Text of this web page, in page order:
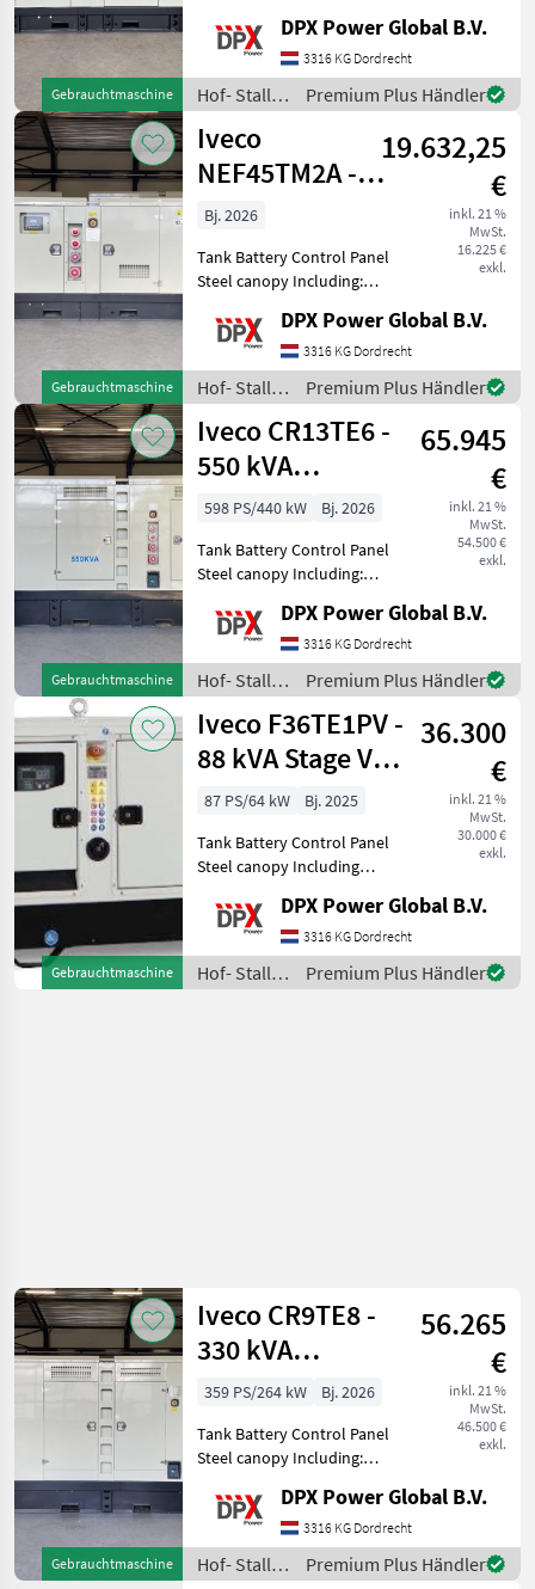
Gebrauchtmaschine
charger Including: sockets
125A - 63A - 32A - 16A Hof-
Stall- und Weidetechnik
Stromgen
DPX Power Global B.V.
3316 KG Dordrecht
Hof- Stall-
und
Weidetechnik
/ Iveco
Premium Plus Händler
Gebrauchtmaschine
Iveco
NEF45TM2A -
110 kVA
Generator - DPX-
19791
19.632,25
€
inkl. 21 %
MwSt.
16.225 €
exkl.
Bj. 2026
Tank Battery Control Panel
Steel canopy Including:
charger Including: sockets
125A - 63A - 32A - 16A Hof-
Stall- und Weidetechnik
Stromgen
DPX Power Global B.V.
3316 KG Dordrecht
Hof- Stall-
und
Weidetechnik
/ Iveco
Premium Plus Händler
Gebrauchtmaschine
Iveco CR13TE6 -
550 kVA
Generator - DPX-
19797
65.945
€
inkl. 21 %
MwSt.
54.500 €
exkl.
598 PS/440 kW
Bj. 2026
Tank Battery Control Panel
Steel canopy Including:
coolant heater Including:
sockets 125A - 63A - 32A -
16A Hof- Stall- und
Weidetechnik Stromgen
DPX Power Global B.V.
3316 KG Dordrecht
Hof- Stall-
und
Weidetechnik
/ Iveco
Premium Plus Händler
Gebrauchtmaschine
Iveco F36TE1PV -
88 kVA Stage V
Genset - DPX-
19914
36.300
€
inkl. 21 %
MwSt.
30.000 €
exkl.
87 PS/64 kW
Bj. 2025
Tank Battery Control Panel
Steel canopy Including
CEE 16A 230V 3P Prices
when changing alternator
options may differ from the
price online.
DPX Power Global B.V.
3316 KG Dordrecht
Hof- Stall-
und
Premium Plus Händler
Gebrauchtmaschine
Iveco CR9TE8 -
330 kVA
Generator - DPX-
19795
56.265
€
inkl. 21 %
MwSt.
46.500 €
exkl.
359 PS/264 kW
Bj. 2026
Tank Battery Control Panel
Steel canopy Including:
charger Hof- Stall- und
Weidetechnik
Stromgeneratoren
DPX Power Global B.V.
3316 KG Dordrecht
Hof- Stall-
Premium Plus Händler